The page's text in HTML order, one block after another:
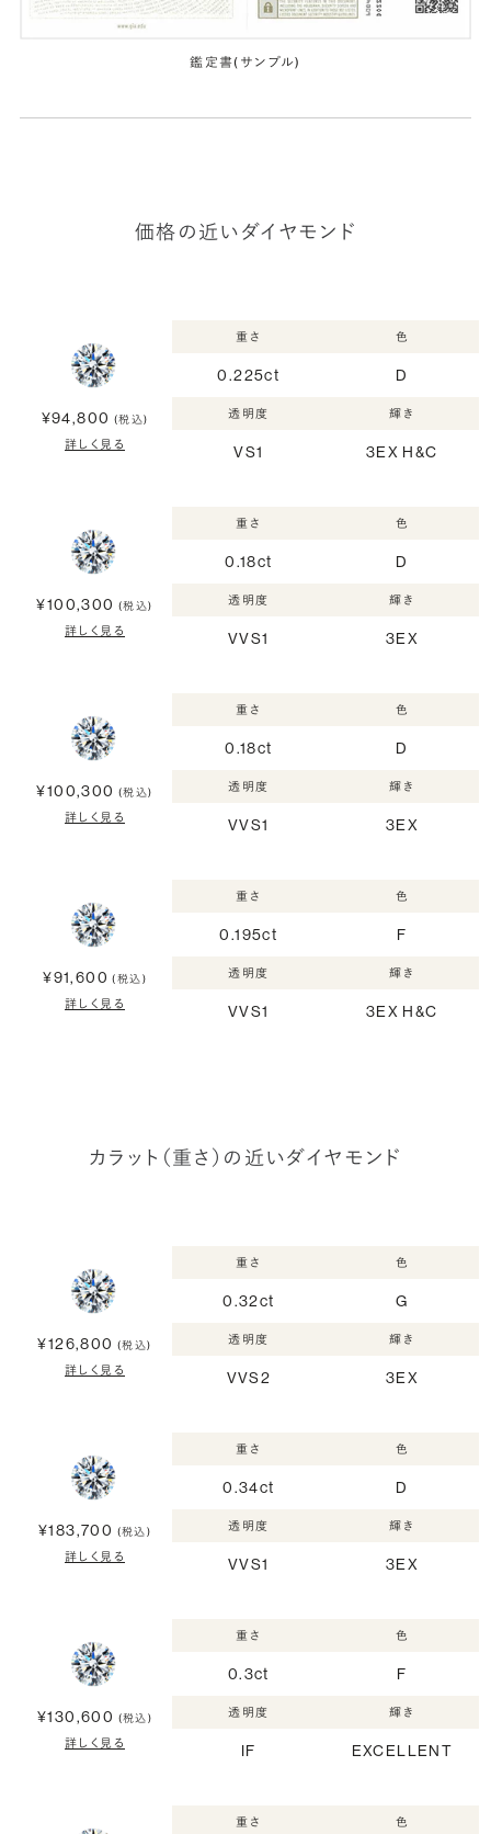
鑑定書(サンプル)
価格の近いダイヤモンド
¥94,800 (税込)
詳しく見る
重さ
0.225ct
色
D
透明度
VS1
輝き
3EX H&C
¥100,300 (税込)
詳しく見る
重さ
0.18ct
色
D
透明度
VVS1
輝き
3EX
¥100,300 (税込)
詳しく見る
重さ
0.18ct
色
D
透明度
VVS1
輝き
3EX
¥91,600 (税込)
詳しく見る
重さ
0.195ct
色
F
透明度
VVS1
輝き
3EX H&C
カラット（重さ）の近いダイヤモンド
¥126,800 (税込)
詳しく見る
重さ
0.32ct
色
G
透明度
VVS2
輝き
3EX
¥183,700 (税込)
詳しく見る
重さ
0.34ct
色
D
透明度
VVS1
輝き
3EX
¥130,600 (税込)
詳しく見る
重さ
0.3ct
色
F
透明度
IF
輝き
EXCELLENT
重さ 色